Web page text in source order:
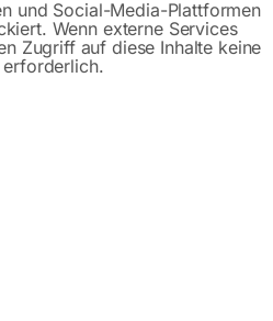
und Social-Media-Plattformen
Wenn externe Services
Zugriff auf diese Inhalte keine
erforderlich.